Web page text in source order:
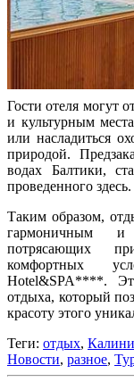
Гости отеля могут
и культурным
или насладиться
природой.
водах Балтики,
проведенного здесь.
Таким образом,
гармоничным и
потрясающих
комфортных
Hotel&SPA****.
отдыха, который
красоту этого
Теги: отдых,
Новости, разное,